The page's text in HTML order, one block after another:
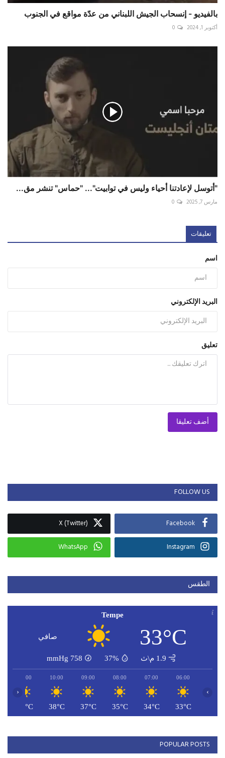
بالفيديو - إنسحاب الجيش اللبناني من عدّة مواقع في الجنوب
أكتوبر 1, 2024 0
"أتوسل لإعادتنا أحياء وليس في توابيت"... "حماس" تنشر مق...
مارس 7, 2025 0
تعليقات
اسم
البريد الإلكتروني
تعليق
أضف تعليقا
FOLLOW US
Facebook
X (Twitter)
Instagram
WhatsApp
الطقس
Tempe
33°C صافي
1.9 م\ث 37%
758
mmHg
06:00
33°C
07:00
34°C
08:00
35°C
09:00
37°C
10:00
38°C
11:00
39°C
‹ ›
POPULAR POSTS